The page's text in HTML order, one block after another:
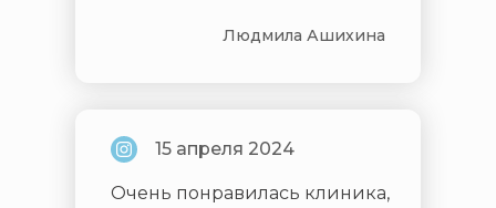
15 апреля 2024
Очень понравилась клиника,
Людмила Ашихина